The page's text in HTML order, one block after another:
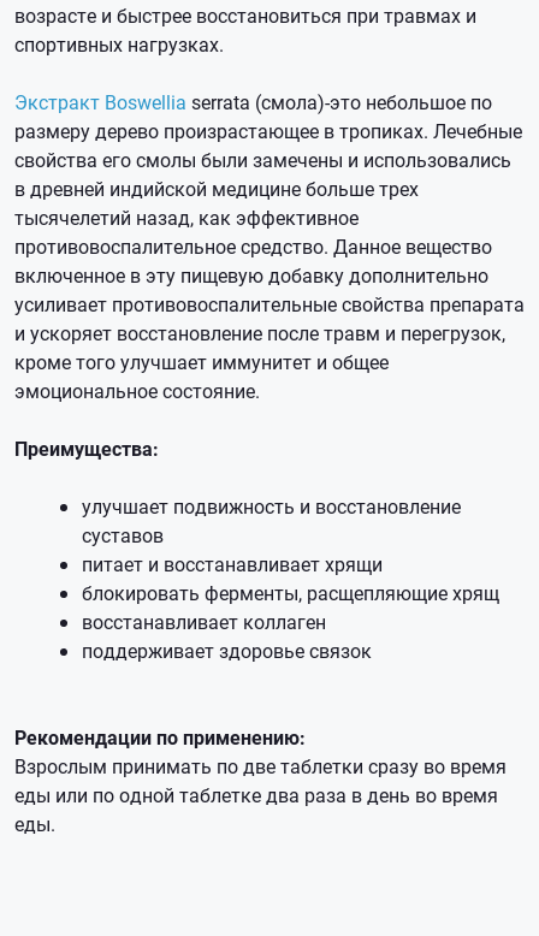
возрасте и быстрее восстановиться при травмах и
спортивных нагрузках.
Экстракт Boswellia serrata (смола)-это небольшое по
размеру дерево произрастающее в тропиках. Лечебные
свойства его смолы были замечены и использовались
в древней индийской медицине больше трех
тысячелетий назад, как эффективное
противовоспалительное средство. Данное вещество
включенное в эту пищевую добавку дополнительно
усиливает противовоспалительные свойства препарата
и ускоряет восстановление после травм и перегрузок,
кроме того улучшает иммунитет и общее
эмоциональное состояние.
Преимущества:
улучшает подвижность и восстановление
суставов
питает и восстанавливает хрящи
блокировать ферменты, расщепляющие хрящ
восстанавливает коллаген
поддерживает здоровье связок
Рекомендации по применению:
Взрослым принимать по две таблетки сразу во время
еды или по одной таблетке два раза в день во время
еды.